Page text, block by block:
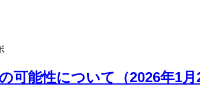
能性について（2026年1月